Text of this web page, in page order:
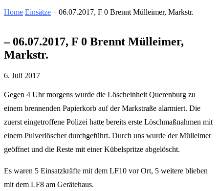
Home Einsätze – 06.07.2017, F 0 Brennt Mülleimer, Markstr.
– 06.07.2017, F 0 Brennt Mülleimer,
Markstr.
6. Juli 2017
Gegen 4 Uhr morgens wurde die Löscheinheit Querenburg zu
einem brennenden Papierkorb auf der Markstraße alarmiert. Die
zuerst eingetroffene Polizei hatte bereits erste Löschmaßnahmen mit
einem Pulverlöscher durchgeführt. Durch uns wurde der Mülleimer
geöffnet und die Reste mit einer Kübelspritze abgelöscht.
Es waren 5 Einsatzkräfte mit dem LF10 vor Ort, 5 weitere blieben
mit dem LF8 am Gerätehaus.